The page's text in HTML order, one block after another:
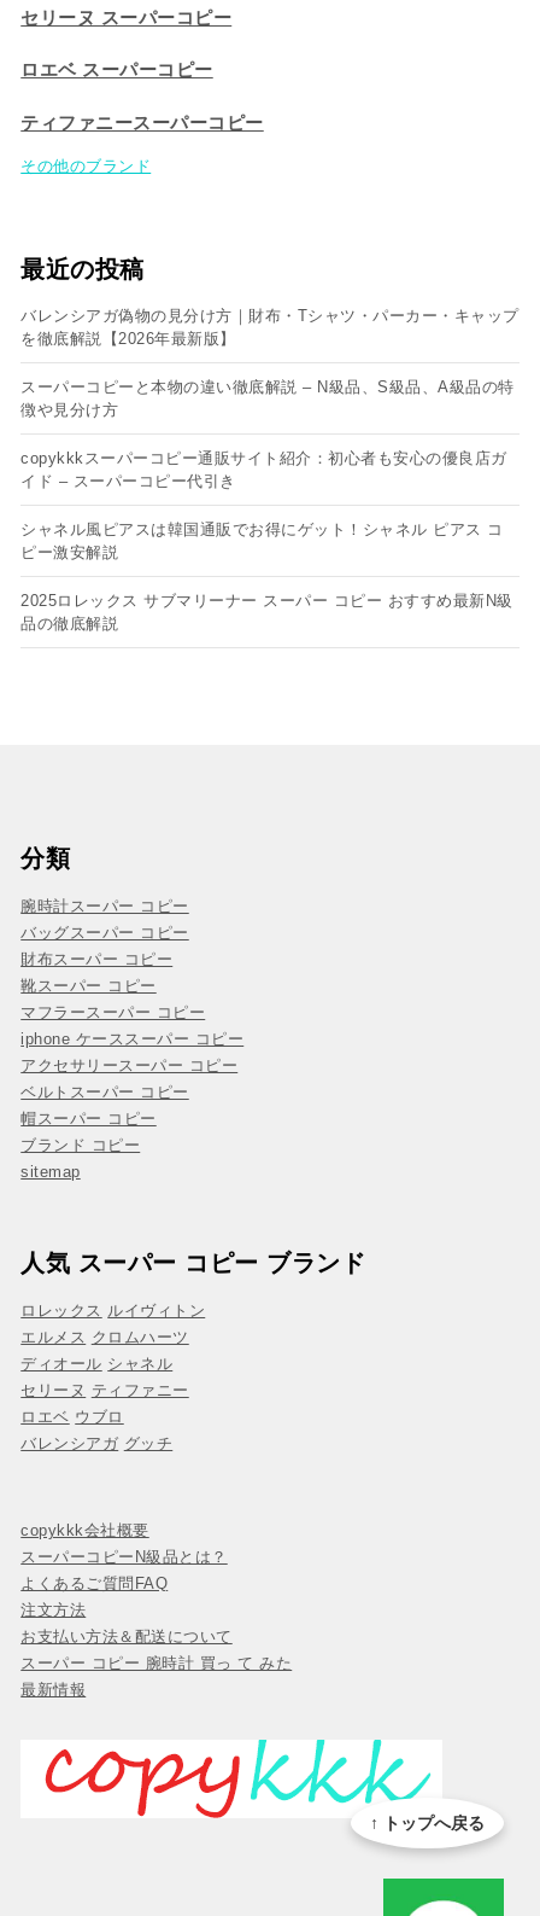
セリーヌ スーパーコピー​
ロエベ スーパーコピー
ティファニースーパーコピー
その他のブランド
最近の投稿
バレンシアガ偽物の見分け方｜財布・Tシャツ・パーカー・キャップ
を徹底解説【2026年最新版】
スーパーコピーと本物の違い徹底解説 – N級品、S級品、A級品の特
徴や見分け方
copykkkスーパーコピー通販サイト紹介：初心者も安心の優良店ガ
イド – スーパーコピー代引き
シャネル風ピアスは韓国通販でお得にゲット！シャネル ピアス コ
ピー​激安解説
2025ロレックス サブマリーナー スーパー コピー おすすめ最新N級
品の徹底解説
分類
腕時計スーパー コピー
バッグスーパー コピー
財布スーパー コピー
靴スーパー コピー
マフラースーパー コピー
iphone ケーススーパー コピー
アクセサリースーパー コピー
ベルトスーパー コピー
帽スーパー コピー
ブランド コピー
sitemap
人気 スーパー コピー ブランド
ロレックス ルイヴィトン
エルメス クロムハーツ
ディオール シャネル
セリーヌ ティファニー
ロエベ ウブロ
バレンシアガ グッチ
copykkk会社概要
スーパーコピーN級品とは？
よくあるご質問FAQ
注文方法
お支払い方法＆配送について
スーパー コピー 腕時計 買っ て みた
最新情報
↑ トップへ戻る